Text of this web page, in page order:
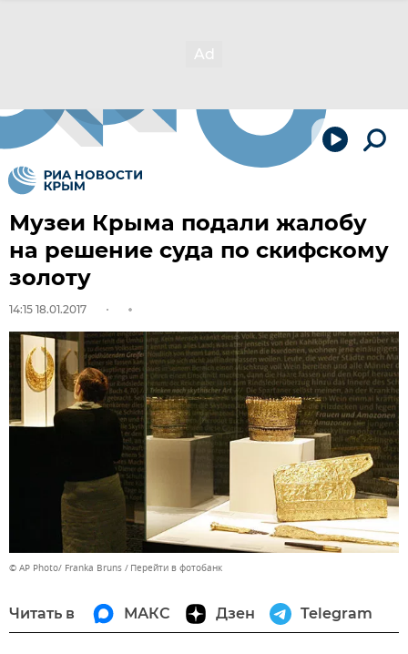
Музеи Крыма подали жалобу
на решение суда по скифскому
золоту
14:15 18.01.2017
© AP Photo/ Franka Bruns Перейти в фотобанк
Читать в МАКС Дзен Telegram